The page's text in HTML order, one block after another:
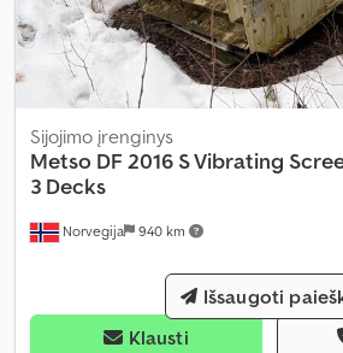
Norvegija 940 km
Sijojimo įrenginys
Metso DF 2016 S Vibrating
3 Decks
Klausti
Išsaugoti